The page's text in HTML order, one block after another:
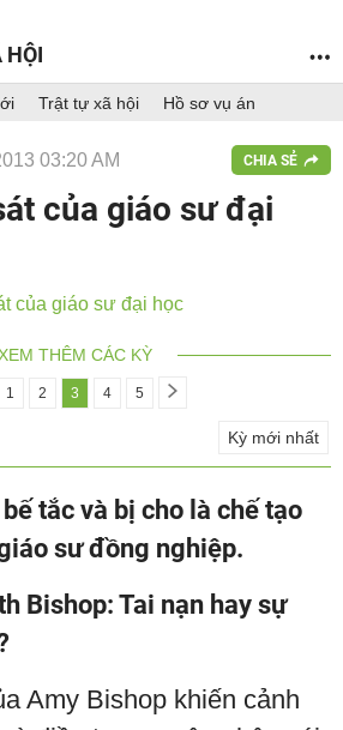
HỘI
Trật tự xã hội Hồ sơ vụ án
03:20 AM CHIA SẺ
của giáo sư đại
của giáo sư đại học
XEM THÊM CÁC KỲ
1 2 3 4 5
Kỳ mới nhất
tắc và bị cho là chế tạo
sư đồng nghiệp.
Bishop: Tai nạn hay sự
Amy Bishop khiến cảnh